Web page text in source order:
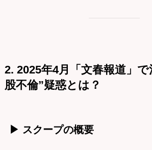
2. 2025年4月「文春報道」
股不倫”疑惑とは？
▶ スクープの概要